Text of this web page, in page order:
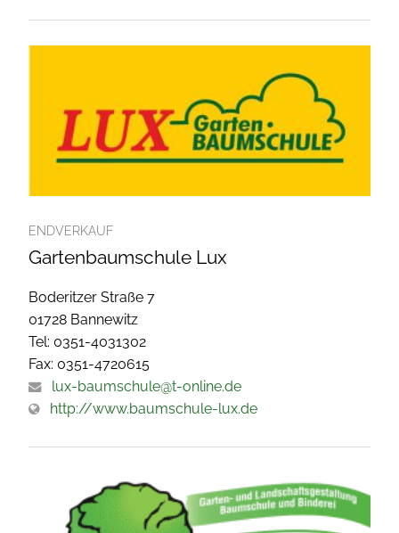
ENDVERKAUF
Gartenbaumschule Lux
Boderitzer Straße 7
01728 Bannewitz
Tel: 0351-4031302
Fax: 0351-4720615
lux-baumschule@t-online.de
http://www.baumschule-lux.de